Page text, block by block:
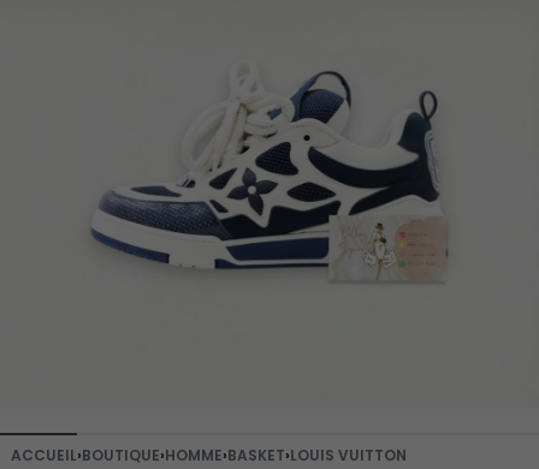
ACCUEIL›BOUTIQUE›HOMME›BASKET›LOUIS VUITTON